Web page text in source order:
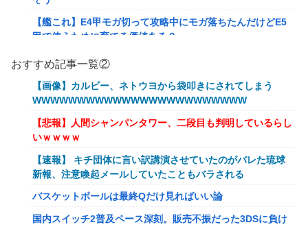
【艦これ】E4甲モガ切って攻略中にモガ落ちたんだけどE5
甲で使うために育てる価値ある？
RPGでレベル上げまくってボスも余裕にするやつｗｗｗｗ
【艦これ】でもイベントのたびに思うんだ 空母機動部隊っ
てクソだわ！
【衝撃】葬儀屋「火葬プランはどうなさいますか？」ワイ喪
主「直葬で(即答)」→結果ァw w w w w w w w w w
イーロン・マスク「中国のロボットはデタラメで遠隔操作し
てるだけ」
【画像】このLINEでなんで女が怒ってるのか分かんない奴
はモテない奴確定らしい←お前らは勿論わかるよ
な？？？？？？？
おすすめ記事一覧②
【画像】カルビー、ネトウヨから袋叩きにされてしまう
WWWWWWWWWWWWWWWWWWWWWWWW
【悲報】人間シャンパンタワー、二段目も判明しているらし
いｗｗｗｗ
【速報】 キチ団体に言い訳講演させていたのがバレた琉球
新報、注意喚起メールしていたこともバラされる
バスケットボールは最終Qだけ見ればいい論
国内スイッチ2普及ペース深刻。販売不振だった3DSに負け